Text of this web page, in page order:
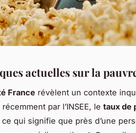
actuelles sur la
France révèlent un contexte
par l’INSEE, le taux de
ce qui signifie que près d’une